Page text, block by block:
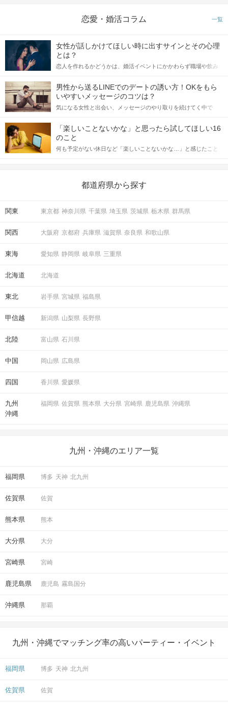
恋愛・婚活コラム 一覧
女性が話しかけてほしい時に出すサインとその心理
とは？
恋人を作れるかどうかは、婚活イベントにかかわらず職場や飲み
てアプローチできるかにも左右されます。 これから恋人作りを本
格的に始めようとしている方は、女性が異性を求めて出すサイン
をしっかりと理解し、正しい行動に移せるかどうかが重要。 この
記事では、女性が話しかけて欲しい時に出すサインとその心理を
合にどのような行動に繋げるべきかをご紹介していきます。
男性から送るLINEでのデートの誘い方！OKをもら
いやすいメッセージのコツは？
気になる女性と出会い、メッセージのやり取りを続けてく中で
しかし、中には「どう誘ったらいいの？」とお困りの男性もいら
っしゃるのではないでしょうか。 そこで今回は、男性から女性へ
送るLINEでのデートの誘い方のコツをご紹介します。例文も混じ
えながら解説するので、ぜひ参考にしてください。
「楽しいことないかな」と思ったら試してほしい16
のこと
何も予定がない休日など「楽しいことないかな…」と感じたこと
の楽しいことアイデアを集めました♪ いままさに楽しいことを探し
都道府県から探す
関東 東京都 神奈川県 千葉県 埼玉県 茨城県 栃木県 群馬県
関西 大阪府 京都府 兵庫県 滋賀県 奈良県 和歌山県
東海 愛知県 静岡県 岐阜県 三重県
北海道 北海道
東北 岩手県 宮城県 福島県
甲信越 新潟県 山梨県 長野県
北陸 富山県 石川県
中国 岡山県 広島県
四国 香川県 愛媛県
九州
沖縄
福岡県 佐賀県 熊本県 大分県 宮崎県 鹿児島県 沖縄県
九州・沖縄のエリア一覧
福岡県 博多 天神 北九州
佐賀県 佐賀
熊本県 熊本
大分県 大分
宮崎県 宮崎
鹿児島県 鹿児島 霧島国分
沖縄県 那覇
九州・沖縄でマッチング率の高いパーティー・イベント
福岡県 博多 天神 北九州
佐賀県 佐賀